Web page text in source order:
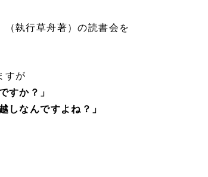
（執行草舟著）の読書会を
すが
すか？」
しなんですよね？」